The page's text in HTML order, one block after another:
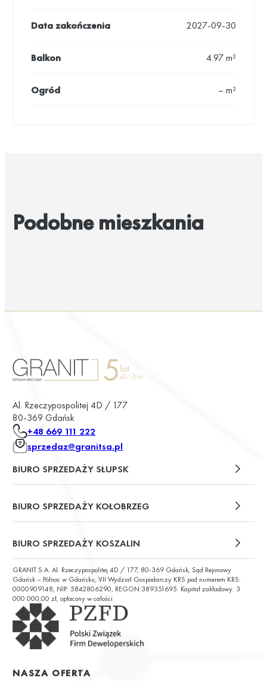
Data zakończenia 2027-09-30
Balkon 4.97 m²
Ogród – m²
Podobne mieszkania
Al. Rzeczypospolitej 4D / 177
80-369 Gdańsk
+48 669 111 222
sprzedaz@granitsa.pl
BIURO SPRZEDAŻY SŁUPSK
plac Władysława Broniewskiego 13/u2
BIURO SPRZEDAŻY KOŁOBRZEG
ul. Św. Wojciecha 6
BIURO SPRZEDAŻY KOSZALIN
ul. Chałubińskiego 9
GRANIT S.A. Al. Rzeczypospolitej 4D / 177, 80-369 Gdańsk, Sąd Rejonowy
Gdańsk – Północ w Gdańsku, VII Wydział Gospodarczy KRS pod numerem KRS:
0000909148, NIP: 5842806290, REGON:389351695. Kapitał zakładowy: 3
000 000,00 zł, opłacony w całości
NASZA OFERTA